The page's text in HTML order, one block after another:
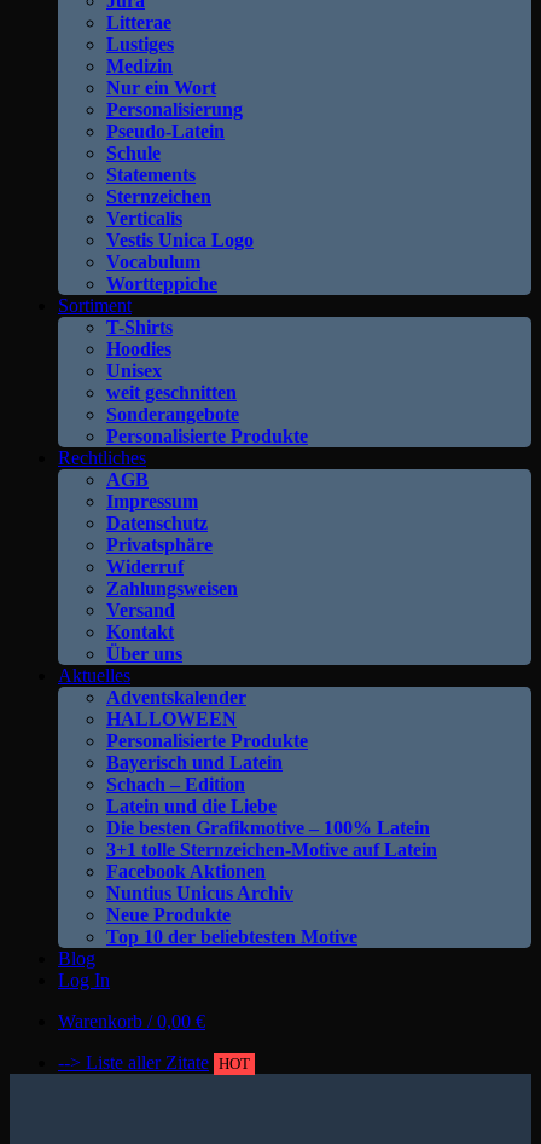
Litterae
Lustiges
Medizin
Nur ein Wort
Personalisierung
Pseudo-Latein
Schule
Statements
Sternzeichen
Verticalis
Vestis Unica Logo
Vocabulum
Wortteppiche
Sortiment
T-Shirts
Hoodies
Unisex
weit geschnitten
Sonderangebote
Personalisierte Produkte
Rechtliches
AGB
Impressum
Datenschutz
Privatsphäre
Widerruf
Zahlungsweisen
Versand
Kontakt
Über uns
Aktuelles
Adventskalender
HALLOWEEN
Personalisierte Produkte
Bayerisch und Latein
Schach – Edition
Latein und die Liebe
Die besten Grafikmotive – 100% Latein
3+1 tolle Sternzeichen-Motive auf Latein
Facebook Aktionen
Nuntius Unicus Archiv
Neue Produkte
Top 10 der beliebtesten Motive
Blog
Log In
Warenkorb /0,00 €
--> Liste aller Zitate HOT